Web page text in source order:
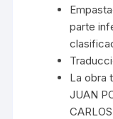
parte
La obra
JUAN